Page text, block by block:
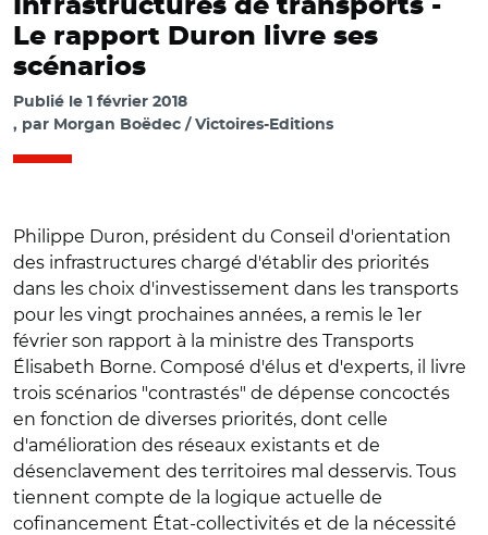
Infrastructures de transports -
Le rapport Duron livre ses
scénarios
Publié le 1 février 2018
par Morgan Boëdec / Victoires-Editions
Philippe Duron, président du Conseil d'orientation
des infrastructures chargé d'établir des priorités
dans les choix d'investissement dans les transports
pour les vingt prochaines années, a remis le 1er
février son rapport à la ministre des Transports
Élisabeth Borne. Composé d'élus et d'experts, il livre
trois scénarios "contrastés" de dépense concoctés
en fonction de diverses priorités, dont celle
d'amélioration des réseaux existants et de
désenclavement des territoires mal desservis. Tous
tiennent compte de la logique actuelle de
cofinancement État-collectivités et de la nécessité